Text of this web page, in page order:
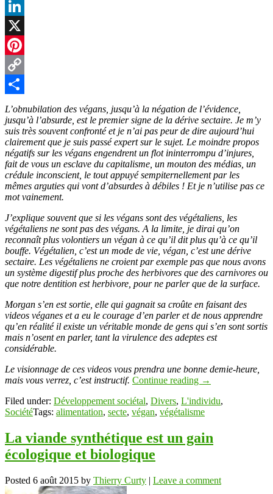
Facebook
LinkedIn
X
Pinterest
Copy
Link
Partager
L’obnubilation des végans, jusqu’à la négation de l’évidence,
jusqu’à l’absurde, est le premier signe de la dérive sectaire. Je m’y
suis très souvent confronté et je n’ai pas peur de dire aujourd’hui
clairement que je suis passé expert sur le sujet. Le moindre propos
négatifs sur les végans engendrent un flot ininterrompu d’injures,
fait de vous un esclave du capitalisme, un mouton des médias, un
crédule inconscient, le tout appuyé sempiternellement par les
mêmes arguties qui vont d’absurdes à débiles ! Et je n’utilise pas ce
mot vainement.
J’explique souvent que si les végans sont des végétaliens, les
végétaliens ne sont pas des végans. A la limite, je dirai qu’on
reconnaît plus volontiers un végan à ce qu’il dit plus qu’à ce qu’il
bouffe. Végétalien, c’est un mode de vie, végan, c’est une dérive
sectaire. Les végétaliens ne croient par exemple pas que nous avons
un système digestif plus proche des herbivores que des carnivores ou
que notre dentition est herbivore, pour ne parler que de la surface.
Morgan s’en est sortie, elle qui gagnait sa croûte en faisant des
videos véganes et a eu le courage d’en parler et de nous apprendre
qu’en réalité il existe un véritable monde de gens qui s’en sont sortis
mais n’osent en parler, tant la virulence des adeptes est
considérable.
Le visionnage de ces videos vous prendra une bonne demie-heure,
mais vous verrez, c’est instructif. Continue reading →
Filed under: Développement sociétal, Divers, L'individu,
SociétéTags: alimentation, secte, végan, végétalisme
La viande synthétique est un gain
écologique et biologique
Posted 6 août 2015 by Thierry Curty | Leave a comment